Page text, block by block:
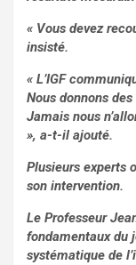
« Vous devez
insisté.
« L’IGF
Nous donnons
Jamais nous
», a-t-il ajouté.
Plusieurs experts
son intervention.
Le Professeur
fondamentaux du
systématique de